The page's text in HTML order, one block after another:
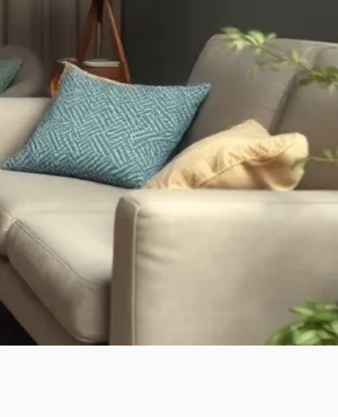
habitation Marseille
habitation Lyon
habitation Paris